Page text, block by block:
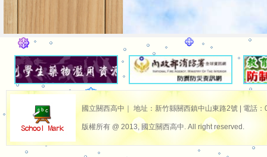
國立關西高中｜ 地址：新竹縣關西鎮中山東路2號 | 電話
版權所有 @ 2013, 國立關西高中. All right reserved.